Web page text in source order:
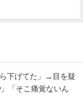
下げてた」→目を疑
「そこ痛覚ないん